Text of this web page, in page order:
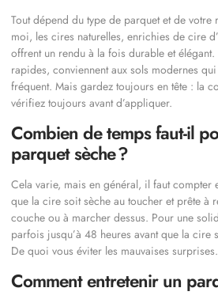
Tout dépend du type de parquet et de votre
moi, les cires naturelles, enrichies de cire
offrent un rendu à la fois durable et
rapides, conviennent aux sols modernes
fréquent. Mais gardez toujours en tête : la
vérifiez toujours avant d’appliquer.
Combien de temps faut-il
parquet sèche ?
Cela varie, mais en général, il faut compter
que la cire soit sèche au toucher et prête à
couche ou à marcher dessus. Pour une
parfois jusqu’à 48 heures avant que la cire
De quoi vous éviter les mauvaises surprises.
Comment entretenir un